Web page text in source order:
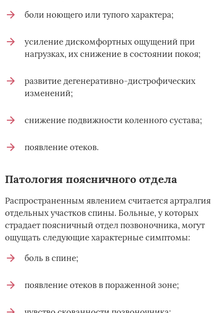
боли ноющего или тупого характера;
усиление дискомфортных ощущений при
нагрузках, их снижение в состоянии покоя;
развитие дегенеративно-дистрофических
изменений;
снижение подвижности коленного сустава;
появление отеков.
Патология поясничного отдела
Распространенным явлением считается артралгия
отдельных участков спины. Больные, у которых
страдает поясничный отдел позвоночника, могут
ощущать следующие характерные симптомы:
боль в спине;
появление отеков в пораженной зоне;